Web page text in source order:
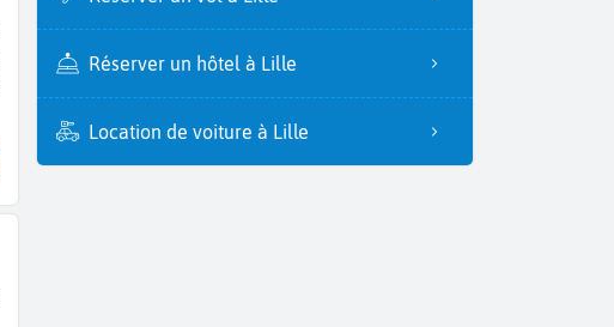
Réserver un hôtel à Lille
Location de voiture à Lille